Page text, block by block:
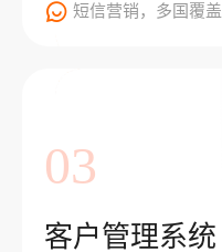
短信营销，多国覆盖
03
客户管理系统